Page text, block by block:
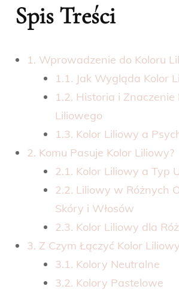
Spis Treści
1. Wprowadzenie do Koloru
1.1. Jak Wygląda Kolor
1.2. Historia i Znaczenie
Liliowego
1.3. Kolor Liliowy a
2. Komu Pasuje Kolor Liliowy?
2.1. Kolor Liliowy a Typ
2.2. Liliowy w Różnych
Skóry i Włosów
2.3. Kolor Liliowy dla
3. Z Czym Łączyć Kolor
3.1. Kolory Neutralne
3.2. Kolory Pastelowe